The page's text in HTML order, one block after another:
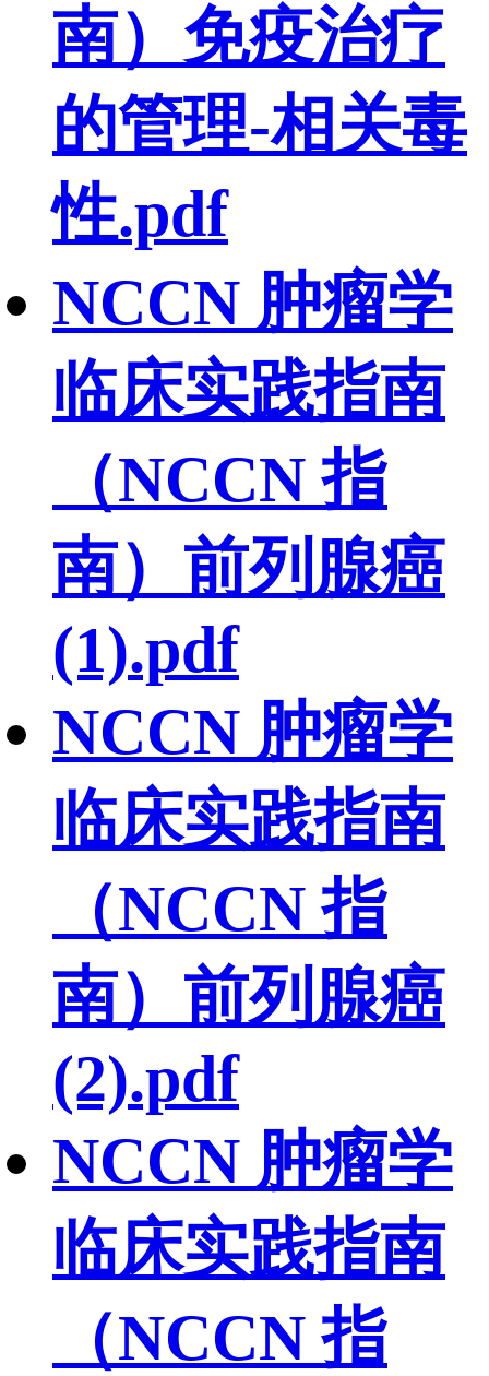
南）免疫治疗
的管理-相关毒
性.pdf
NCCN 肿瘤学
临床实践指南
（NCCN 指
南）前列腺癌
(1).pdf
NCCN 肿瘤学
临床实践指南
（NCCN 指
南）前列腺癌
(2).pdf
NCCN 肿瘤学
临床实践指南
（NCCN 指